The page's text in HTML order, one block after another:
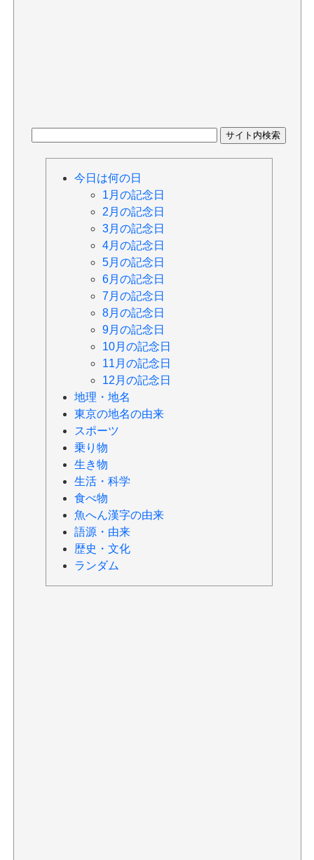
今日は何の日
1月の記念日
2月の記念日
3月の記念日
4月の記念日
5月の記念日
6月の記念日
7月の記念日
8月の記念日
9月の記念日
10月の記念日
11月の記念日
12月の記念日
地理・地名
東京の地名の由来
スポーツ
乗り物
生き物
生活・科学
食べ物
魚へん漢字の由来
語源・由来
歴史・文化
ランダム